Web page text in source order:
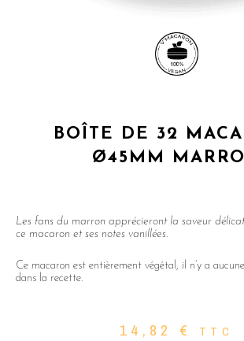
BOÎTE DE 32
Ø45MM
Les fans du marron apprécieront la saveur
ce macaron et ses notes vanillées.
Ce macaron est entièrement végétal, il n’y a
dans la recette.
14,82 € TTC